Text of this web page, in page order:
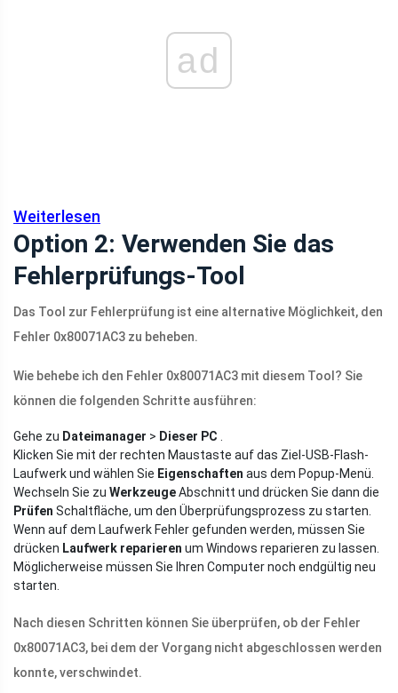
ad
Weiterlesen
Option 2: Verwenden Sie das
Fehlerprüfungs-Tool
Das Tool zur Fehlerprüfung ist eine alternative Möglichkeit, den
Fehler 0x80071AC3 zu beheben.
Wie behebe ich den Fehler 0x80071AC3 mit diesem Tool? Sie
können die folgenden Schritte ausführen:
Gehe zu Dateimanager > Dieser PC
Klicken Sie mit der rechten Maustaste auf das Ziel-USB-Flash-
Laufwerk und wählen Sie Eigenschaften aus dem Popup-Menü.
Wechseln Sie zu WerkzeugeAbschnitt und drücken Sie dann die
Prüfen Schaltfläche, um den Überprüfungsprozess zu starten.
Wenn auf dem Laufwerk Fehler gefunden werden, müssen Sie
drücken Laufwerk reparieren um Windows reparieren zu lassen.
Möglicherweise müssen Sie Ihren Computer noch endgültig neu
starten.
Nach diesen Schritten können Sie überprüfen, ob der Fehler
0x80071AC3, bei dem der Vorgang nicht abgeschlossen werden
konnte, verschwindet.